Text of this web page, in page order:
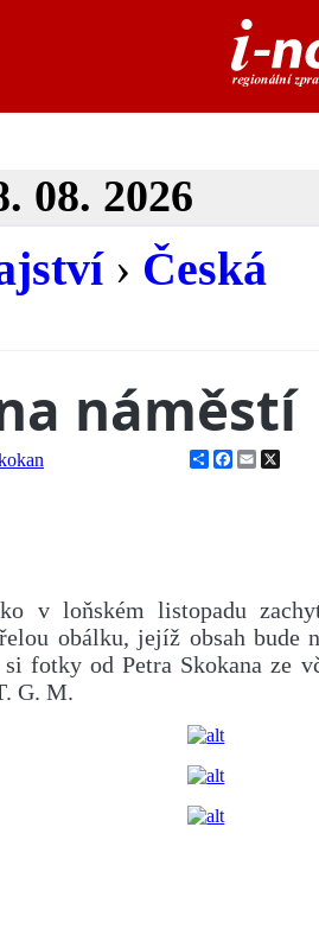
08. 2026
› Česká
náměstí
ShareFacebook
Email
v loňském listopadu
obálku, jejíž obsah bude
si fotky od Petra Skokana ze
G. M.